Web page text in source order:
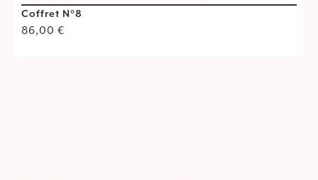
Coffret N°8
86,00 €